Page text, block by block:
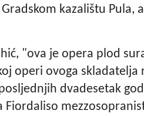
kazalištu Pula,
"ova je opera plod
operi ovoga skladatelja
dvadesetak